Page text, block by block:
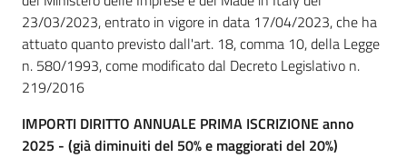
Prenotazioni
on line
23/03/2023, entrato in vigore in data 17/04/2023, che ha
attuato quanto previsto dall'art. 18, comma 10, della Legge
n. 580/1993, come modificato dal Decreto Legislativo n.
219/2016
IMPORTI DIRITTO ANNUALE PRIMA ISCRIZIONE anno
2025 - (già diminuiti del 50% e maggiorati del 20%)